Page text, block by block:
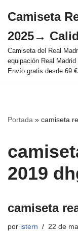
al
contenido
Camiseta
2025→
Camiseta del Real
equipación Real
Envío gratis desde 69
Portada » camiseta
2019
camiseta
por istern 22 de